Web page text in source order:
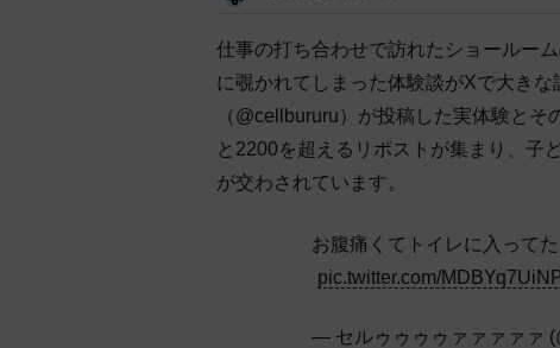
仕事の打ち合わせで訪れたショールー
に覗かれてしまった体験談がXで大き
（@cellbururu）が投稿した実体験と
と2200を超えるリポストが集まり、子
が交わされています。
お腹痛くてトイレに入って
pic.twitter.com/
— セルゥゥゥゥァァァァァ